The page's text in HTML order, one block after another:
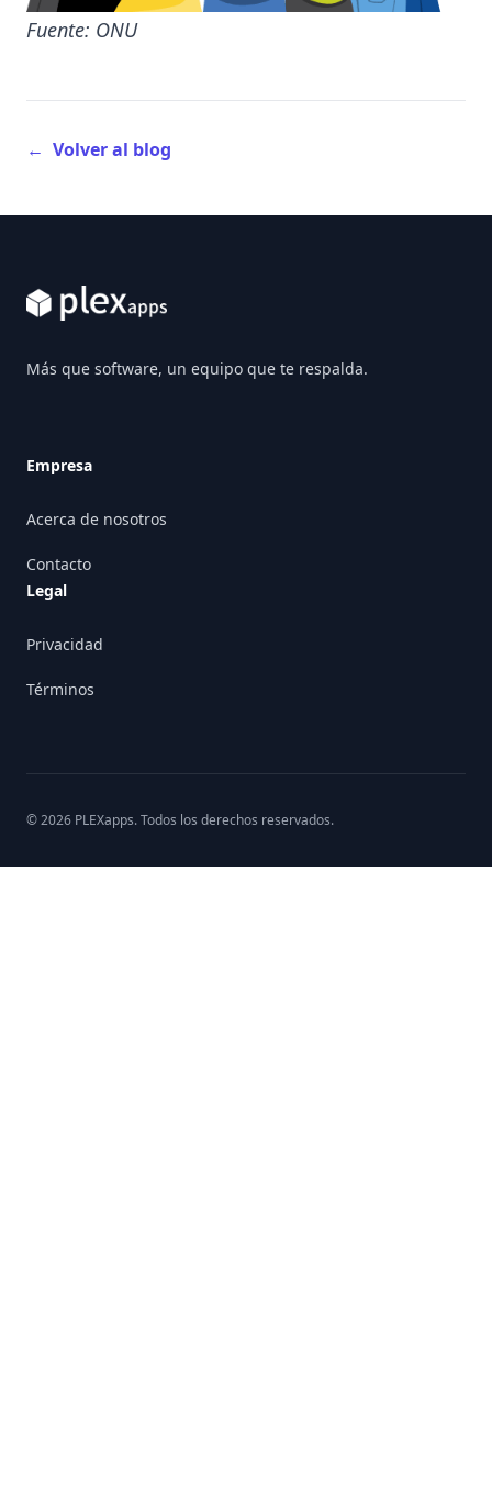
Fuente: ONU
← Volver al blog
Más que software, un equipo que te respalda.
Empresa
Acerca de nosotros
Contacto
Legal
Privacidad
Términos
©2026 PLEXapps. Todos los derechos reservados.